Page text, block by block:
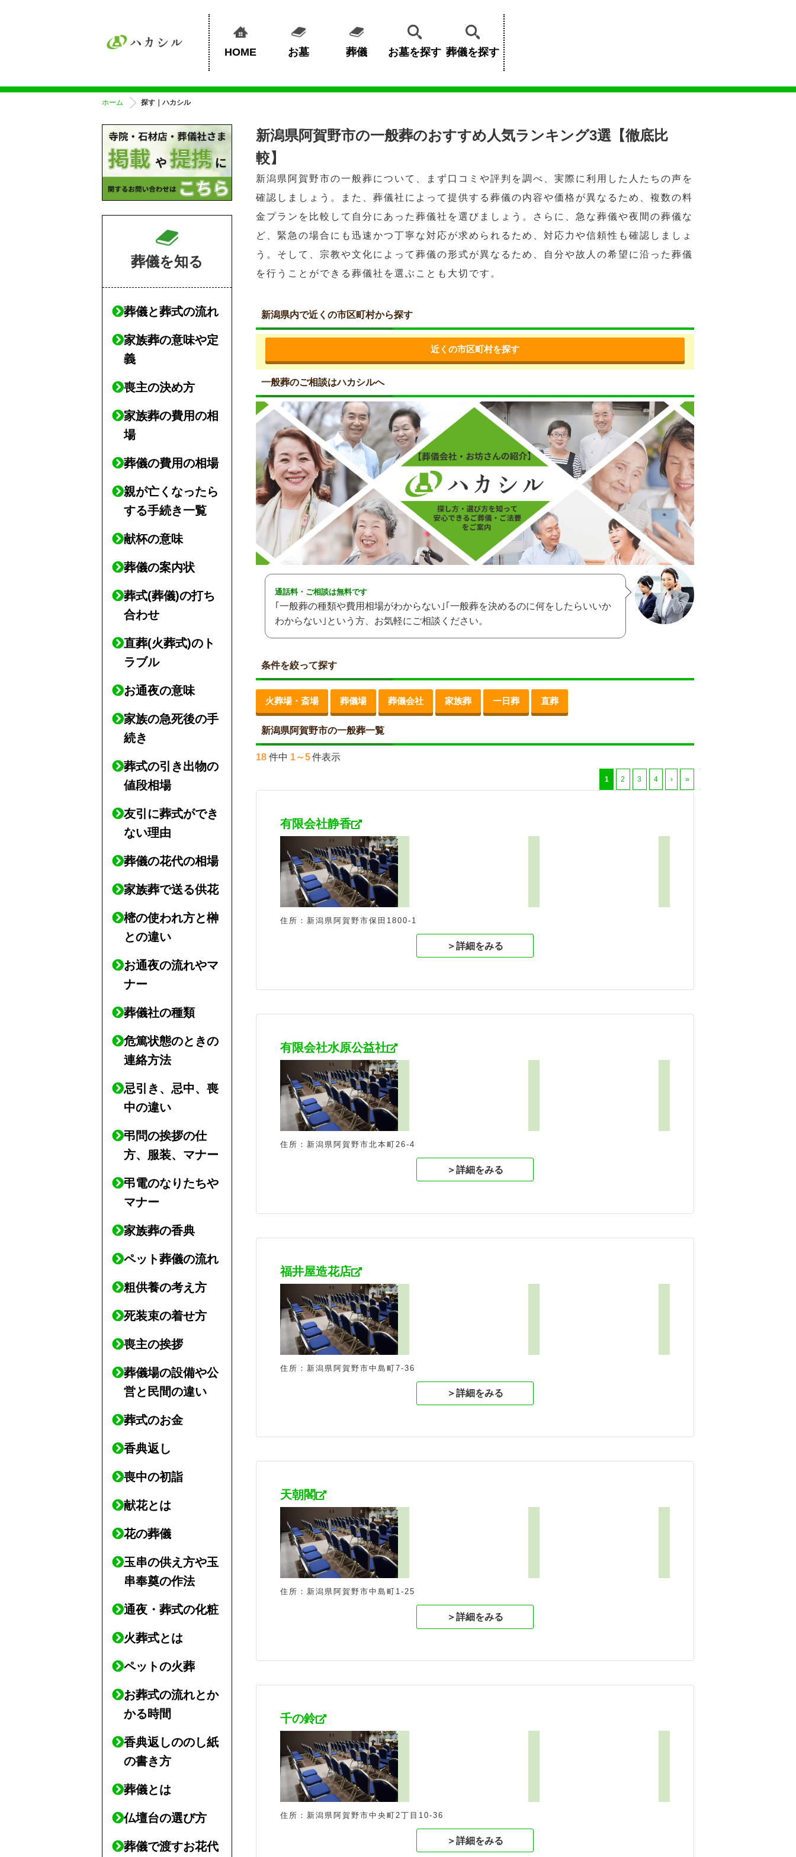
HOME お墓 葬儀 お墓を探す 葬儀を探す
ホーム 探す｜ハカシル
新潟県阿賀野市の一般葬のおすすめ人気ランキング3選【徹底比
較】
新潟県阿賀野市の一般葬について、まず口コミや評判を調べ、実際に利用した人たちの声を
確認しましょう。また、葬儀社によって提供する葬儀の内容や価格が異なるため、複数の料
金プランを比較して自分にあった葬儀社を選びましょう。さらに、急な葬儀や夜間の葬儀な
ど、緊急の場合にも迅速かつ丁寧な対応が求められるため、対応力や信頼性も確認しましょ
う。そして、宗教や文化によって葬儀の形式が異なるため、自分や故人の希望に沿った葬儀
を行うことができる葬儀社を選ぶことも大切です。
新潟県内で近くの市区町村から探す
近くの市区町村を探す
一般葬のご相談はハカシルへ
通話料・ご相談は無料です
｢一般葬の種類や費用相場がわからない｣｢一般葬を決めるのに何をしたらいいか
わからない｣という方、お気軽にご相談ください。
条件を絞って探す
火葬場・斎場 葬儀場 葬儀会社 家族葬 一日葬 直葬
新潟県阿賀野市の一般葬一覧
18 件中 1～5 件表示
1 2 3 4 › »
有限会社静香
住所：新潟県阿賀野市保田1800-1
＞詳細をみる
有限会社水原公益社
住所：新潟県阿賀野市北本町26-4
＞詳細をみる
福井屋造花店
住所：新潟県阿賀野市中島町7-36
＞詳細をみる
天朝閣
住所：新潟県阿賀野市中島町1-25
＞詳細をみる
千の鈴
住所：新潟県阿賀野市中央町2丁目10-36
＞詳細をみる
葬儀を知る
葬儀と葬式の流れ
家族葬の意味や定
義
喪主の決め方
家族葬の費用の相
場
葬儀の費用の相場
親が亡くなったら
する手続き一覧
献杯の意味
葬儀の案内状
葬式(葬儀)の打ち
合わせ
直葬(火葬式)のト
ラブル
お通夜の意味
家族の急死後の手
続き
葬式の引き出物の
値段相場
友引に葬式ができ
ない理由
葬儀の花代の相場
家族葬で送る供花
樒の使われ方と榊
との違い
お通夜の流れやマ
ナー
葬儀社の種類
危篤状態のときの
連絡方法
忌引き、忌中、喪
中の違い
弔問の挨拶の仕
方、服装、マナー
弔電のなりたちや
マナー
家族葬の香典
ペット葬儀の流れ
粗供養の考え方
死装束の着せ方
喪主の挨拶
葬儀場の設備や公
営と民間の違い
葬式のお金
香典返し
喪中の初詣
献花とは
花の葬儀
玉串の供え方や玉
串奉奠の作法
通夜・葬式の化粧
火葬式とは
ペットの火葬
お葬式の流れとか
かる時間
香典返しののし紙
の書き方
葬儀とは
仏壇台の選び方
葬儀で渡すお花代